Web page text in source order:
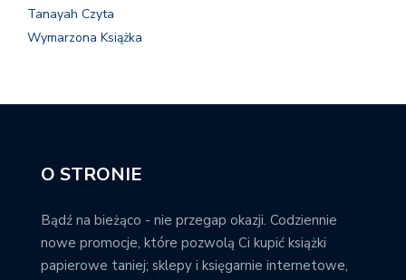
Tanayah Czyta
Wymarzona Książka
O STRONIE
Bądź na bieżąco - nie przegap okazji. Codziennie
nowe promocje, które pozwolą Ci kupić książki
papierowe taniej; sklepy i księgarnie internetowe,